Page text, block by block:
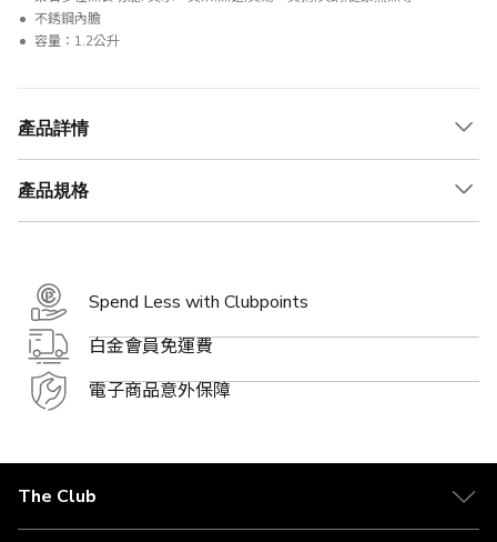
不銹鋼內膽
容量：1.2公升
產品詳情
產品規格
Spend Less with Clubpoints
白金會員免運費
電子商品意外保障
The Club
關於 The Club